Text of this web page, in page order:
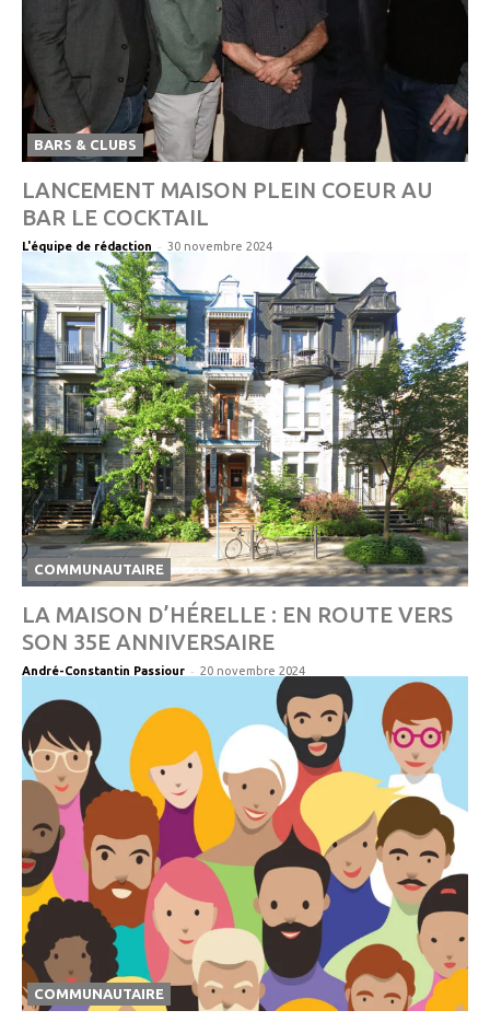
BARS & CLUBS
LANCEMENT MAISON PLEIN COEUR AU
BAR LE COCKTAIL
L'équipe de rédaction - 30 novembre 2024
COMMUNAUTAIRE
LA MAISON D’HÉRELLE : EN ROUTE VERS
SON 35E ANNIVERSAIRE
André-Constantin Passiour - 20 novembre 2024
COMMUNAUTAIRE